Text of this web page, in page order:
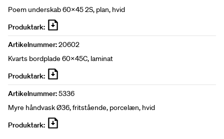
Poem underskab 60x45 2S, plan, hvid
Produktark:
Artikelnummer:20602
Kvarts bordplade 60x45C, laminat
Produktark:
Artikelnummer:5336
Myre håndvask Ø36, fritstående, porcelæn, hvid
Produktark: